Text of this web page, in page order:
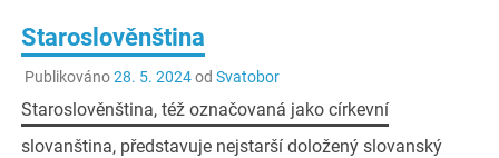
Staroslověnština
Publikováno28. 5. 2024od Svatobor
Staroslověnština, též označovaná jako církevní
slovanština, představuje nejstarší doložený slovanský